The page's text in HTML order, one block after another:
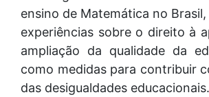
ensino de Matemática no
experiências sobre o direito à
ampliação da qualidade da
como medidas para contribuir
das desigualdades educacionais.